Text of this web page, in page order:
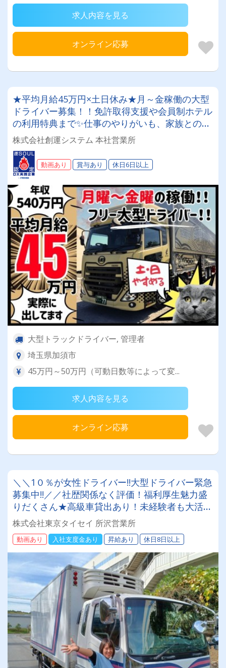
求人内容を見る
オンライン応募
★平均月給45万円×土日休み★月～金稼働の大型
ドライバー募集！！免許取得支援や会員制ホテル
の利用特典まで✨仕事のやりがいも、家族との時
間も、どちらも妥協したくないあなたへ◎
株式会社創運システム 本社営業所
動画あり 賞与あり 休日6日以上
大型トラックドライバー, 管理者
埼玉県加須市
45万円～50万円（可動日数等によって変...
求人内容を見る
オンライン応募
＼＼1０％が女性ドライバー!!大型ドライバー緊急
募集中!!／／社歴関係なく評価！福利厚生魅力盛
りだくさん★高級車貸出あり！未経験者も大活躍
中！！寮・社宅完備しているので遠方の方でも安
心して入社いただけます！
株式会社東京タイセイ 所沢営業所
動画あり 入社支度金あり 昇給あり 休日8日以上